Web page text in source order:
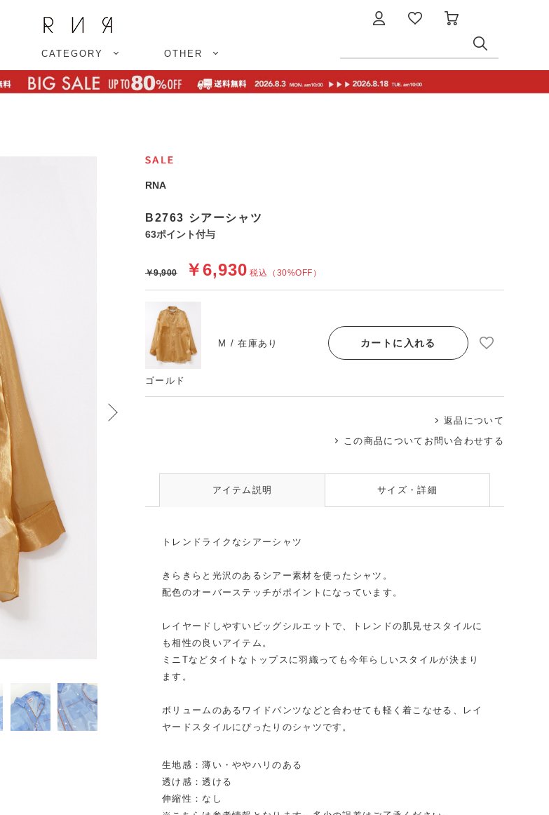
CATEGORY OTHER
RNA
B2763 シアーシャツ
63ポイント付与
（30%OFF）
￥6,930 税込
￥9,900
ゴールド
M / 在庫あり カートに入れる
返品について
この商品についてお問い合わせする
アイテム説明 サイズ・詳細
トレンドライクなシアーシャツ
きらきらと光沢のあるシアー素材を使ったシャツ。
配色のオーバーステッチがポイントになっています。
レイヤードしやすいビッグシルエットで、トレンドの肌見せスタイルに
も相性の良いアイテム。
ミニTなどタイトなトップスに羽織っても今年らしいスタイルが決まり
ます。
ボリュームのあるワイドパンツなどと合わせても軽く着こなせる、レイ
ヤードスタイルにぴったりのシャツです。
生地感：薄い・ややハリのある
透け感：透ける
伸縮性：なし